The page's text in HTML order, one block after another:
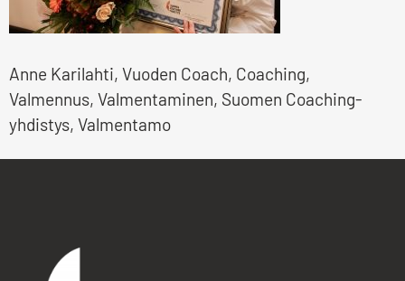
Anne Karilahti, Vuoden Coach, Coaching,
Valmennus, Valmentaminen, Suomen Coaching-
yhdistys, Valmentamo